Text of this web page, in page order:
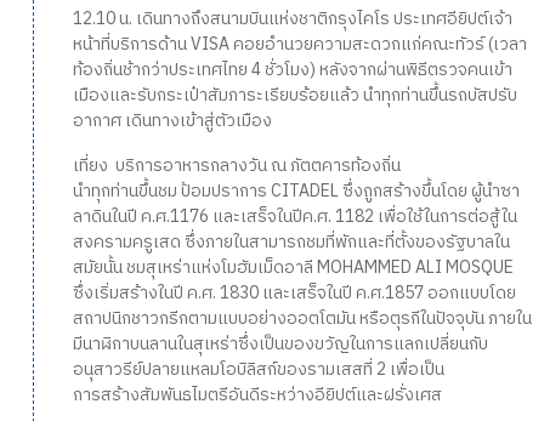
12.10 น. เดินทางถึงสนามบินแห่งชาติกรุงไคโร ประเทศอียิปต์เจ้า
หน้าที่บริการด้าน VISA คอยอำนวยความสะดวกแก่คณะทัวร์ (เวลา
ท้องถิ่นช้ากว่าประเทศไทย 4 ชั่วโมง) หลังจากผ่านพิธีตรวจคนเข้า
เมืองและรับกระเป๋าสัมภาระเรียบร้อยแล้ว นำทุกท่านขึ้นรถบัสปรับ
อากาศ เดินทางเข้าสู่ตัวเมือง
เที่ยง บริการอาหารกลางวัน ณ ภัตตคารท้องถิ่น
นำทุกท่านขึ้นชม ป้อมปราการ CITADEL ซึ่งถูกสร้างขึ้นโดย ผู้นำซา
ลาดินในปี ค.ศ.1176 และเสร็จในปีค.ศ. 1182 เพื่อใช้ในการต่อสู้ใน
สงครามครูเสด ซึ่งภายในสามารถชมที่พักและที่ตั้งของรัฐบาลใน
สมัยนั้น ชมสุเหร่าแห่งโมฮัมเม็ดอาลี MOHAMMED ALI MOSQUE
ซึ่งเริ่มสร้างในปี ค.ศ. 1830 และเสร็จในปี ค.ศ.1857 ออกแบบโดย
สถาปนิกชาวกรีกตามแบบอย่างออตโตมัน หรือตุรกีในปัจจุบัน ภายใน
มีนาฬิกาบนลานในสุเหร่าซึ่งเป็นของขวัญในการแลกเปลี่ยนกับ
อนุสาวรีย์ปลายแหลมโอบิลิสก์ของรามเสสที่ 2 เพื่อเป็น
การสร้างสัมพันธไมตรีอันดีระหว่างอียิปต์และฝรั่งเศส